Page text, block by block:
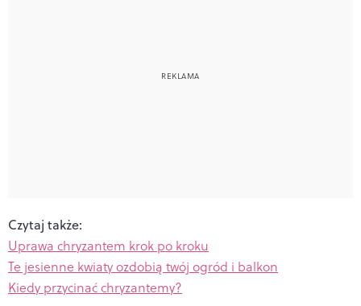
Czytaj także:
Uprawa chryzantem krok po kroku
Te jesienne kwiaty ozdobią twój ogród i balkon
Kiedy przycinać chryzantemy?